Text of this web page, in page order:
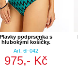
Plavky podprsenka s
hlubokými košíčky.
Art: 6F042
975,- Kč